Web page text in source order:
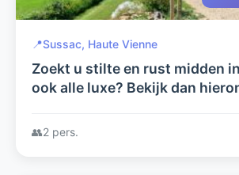
📍Sussac, Haute Vienne
Zoekt u stilte en rust midden
ook alle luxe? Bekijk dan
hebben.
👥2 pers.